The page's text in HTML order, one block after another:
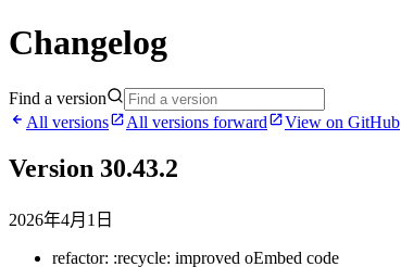
Changelog
Find a version
All versions
All versions forward View on GitHub
Version 30.43.2
2026年4月1日
refactor: :recycle: improved oEmbed code